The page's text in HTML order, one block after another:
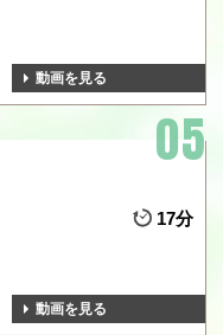
動画を見る
17分
動画を見る